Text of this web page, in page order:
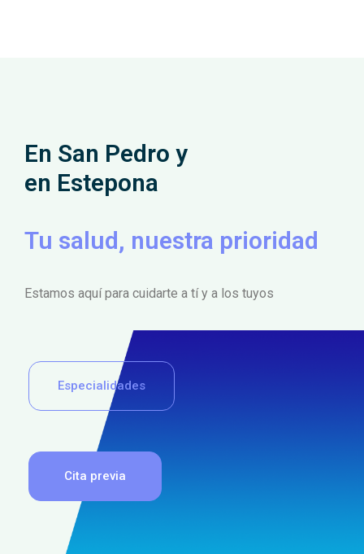
En San Pedro y
en Estepona
Tu salud, nuestra prioridad
Estamos aquí para cuidarte a tí y a los tuyos
Especialidades
Cita previa